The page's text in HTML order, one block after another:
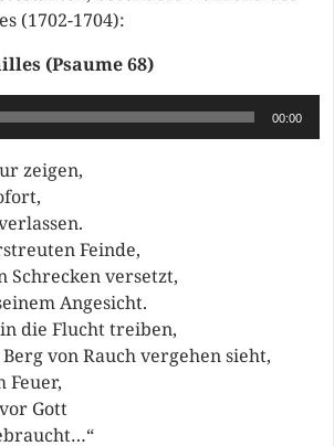
(1702-1704):
(Psaume 68)
00:00
zeigen,
Feinde,
Schrecken versetzt,
Angesicht.
die Flucht treiben,
von Rauch vergehen sieht,
Feuer,
Gott